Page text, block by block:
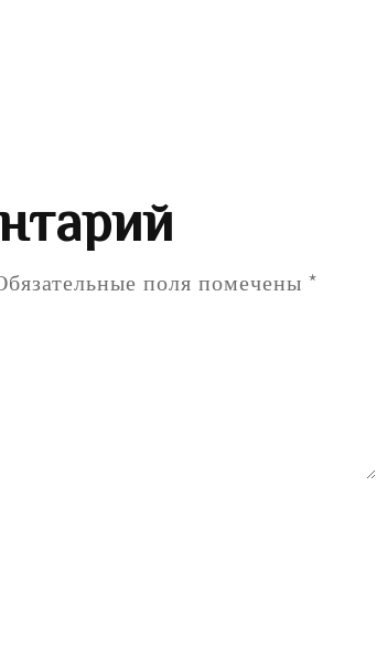
поля помечены *